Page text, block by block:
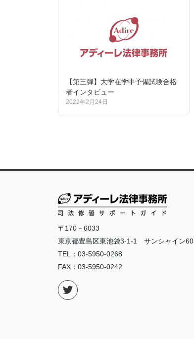
【第三弾】大学在学中予備試験合格
者インタビュー
2022年2月24日
〒170－6033
東京都豊島区東池袋3-1-1 サンシャイン60
TEL：03-5950-0268
FAX：03-5950-0242